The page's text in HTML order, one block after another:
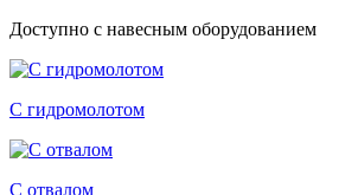
Доступно с навесным оборудованием
С гидромолотом
С отвалом